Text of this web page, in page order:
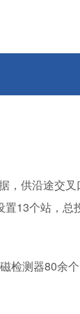
，供沿途交
13个站，总
检测器80余个